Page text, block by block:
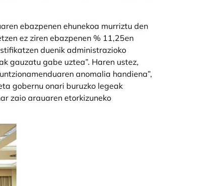
ebazpenen ehunekoa murriztu den
ez ziren ebazpenen % 11,25en
duenik administrazioko
gauzatu gabe uztea”. Haren ustez,
anomalia handiena”,
gobernu onari buruzko legeak
zaio arauaren etorkizuneko